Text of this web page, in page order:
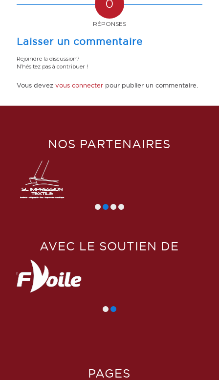
0
RÉPONSES
Laisser un commentaire
Rejoindre la discussion?
N’hésitez pas à contribuer !
Vous devez vous connecterpour publier un commentaire.
NOS PARTENAIRES
AVEC LE SOUTIEN DE
PAGES